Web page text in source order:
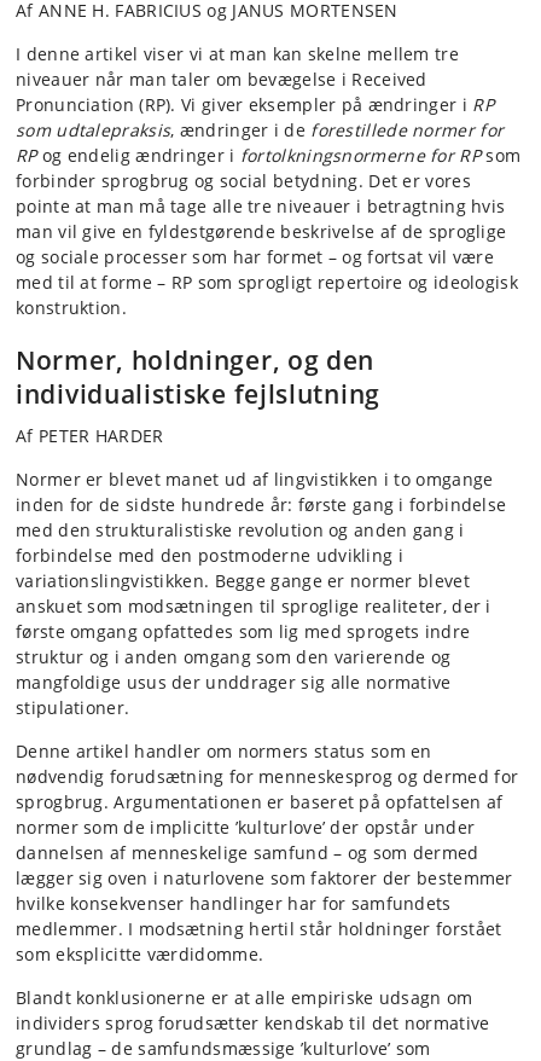
Af ANNE H. FABRICIUS og JANUS MORTENSEN
I denne artikel viser vi at man kan skelne mellem tre
niveauer når man taler om bevægelse i Received
Pronunciation (RP). Vi giver eksempler på ændringer i RP
som udtalepraksis, ændringer i de forestillede normer for
RPog endelig ændringer i fortolkningsnormerne for RPsom
forbinder sprogbrug og social betydning. Det er vores
pointe at man må tage alle tre niveauer i betragtning hvis
man vil give en fyldestgørende beskrivelse af de sproglige
og sociale processer som har formet – og fortsat vil være
med til at forme – RP som sprogligt repertoire og ideologisk
konstruktion.
Normer, holdninger, og den
individualistiske fejlslutning
Af PETER HARDER
Normer er blevet manet ud af lingvistikken i to omgange
inden for de sidste hundrede år: første gang i forbindelse
med den strukturalistiske revolution og anden gang i
forbindelse med den postmoderne udvikling i
variationslingvistikken. Begge gange er normer blevet
anskuet som modsætningen til sproglige realiteter, der i
første omgang opfattedes som lig med sprogets indre
struktur og i anden omgang som den varierende og
mangfoldige usus der unddrager sig alle normative
stipulationer.
Denne artikel handler om normers status som en
nødvendig forudsætning for menneskesprog og dermed for
sprogbrug. Argumentationen er baseret på opfattelsen af
normer som de implicitte ’kulturlove’ der opstår under
dannelsen af menneskelige samfund – og som dermed
lægger sig oven i naturlovene som faktorer der bestemmer
hvilke konsekvenser handlinger har for samfundets
medlemmer. I modsætning hertil står holdninger forstået
som eksplicitte værdidomme.
Blandt konklusionerne er at alle empiriske udsagn om
individers sprog forudsætter kendskab til det normative
grundlag – de samfundsmæssige ’kulturlove’ som